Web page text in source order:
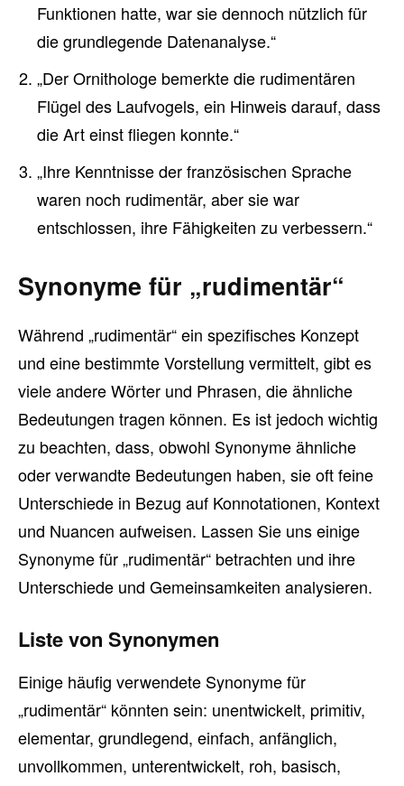
Funktionen hatte, war sie dennoch nützlich für
die grundlegende Datenanalyse.“
„Der Ornithologe bemerkte die rudimentären
Flügel des Laufvogels, ein Hinweis darauf, dass
die Art einst fliegen konnte.“
„Ihre Kenntnisse der französischen Sprache
waren noch rudimentär, aber sie war
entschlossen, ihre Fähigkeiten zu verbessern.“
Synonyme für „rudimentär“
Während „rudimentär“ ein spezifisches Konzept
und eine bestimmte Vorstellung vermittelt, gibt es
viele andere Wörter und Phrasen, die ähnliche
Bedeutungen tragen können. Es ist jedoch wichtig
zu beachten, dass, obwohl Synonyme ähnliche
oder verwandte Bedeutungen haben, sie oft feine
Unterschiede in Bezug auf Konnotationen, Kontext
und Nuancen aufweisen. Lassen Sie uns einige
Synonyme für „rudimentär“ betrachten und ihre
Unterschiede und Gemeinsamkeiten analysieren.
Liste von Synonymen
Einige häufig verwendete Synonyme für
„rudimentär“ könnten sein: unentwickelt, primitiv,
elementar, grundlegend, einfach, anfänglich,
unvollkommen, unterentwickelt, roh, basisch,